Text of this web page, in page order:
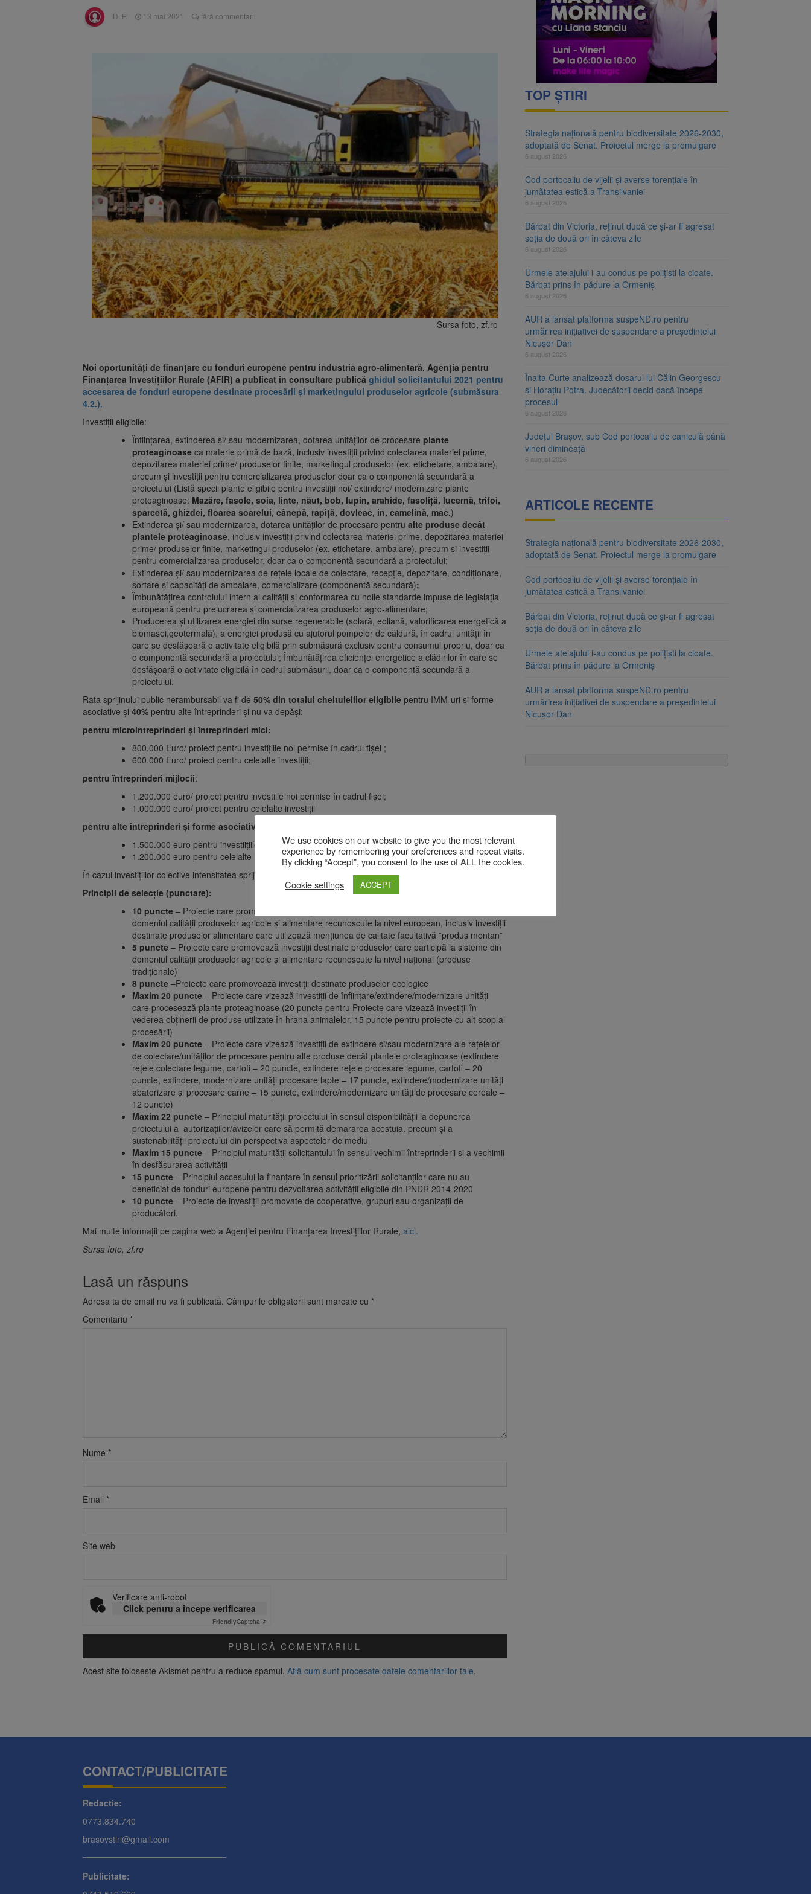
Înalta Curte analizează dosarul lui Călin Georgescu și Horațiu Potra. Judecătorii decid dacă începe
procesul
Strategia națională pentru biodiversitate 2026-2030, adoptată de Senat. Proiectul merge la promulgare
D. P. 13 mai 2021 fără commentarii
Sursa foto, zf.ro
Noi oportunități de finanțare cu fonduri europene pentru industria agro-alimentară. Agenția pentru
Finanțarea Investițiilor Rurale (AFIR) a publicat în consultare publică ghidul solicitantului 2021 pentru
accesarea de fonduri europene destinate procesării și marketingului produselor agricole (submăsura
4.2.).
Investiții eligibile:
Înființarea, extinderea și/ sau modernizarea, dotarea unităților de procesare plante
proteaginoase ca materie primă de bază, inclusiv investiții privind colectarea materiei prime,
depozitarea materiei prime/ produselor finite, marketingul produselor (ex. etichetare, ambalare),
precum și investiții pentru comercializarea produselor doar ca o componentă secundară a
proiectului (Listă specii plante eligibile pentru investiții noi/ extindere/ modernizare plante
proteaginoase: Mazăre, fasole, soia, linte, năut, bob, lupin, arahide, fasoliță, lucernă, trifoi,
sparcetă, ghizdei, floarea soarelui, cânepă, rapiță, dovleac, in, camelină, mac.)
Extinderea și/ sau modernizarea, dotarea unităților de procesare pentru alte produse decât
plantele proteaginoase, inclusiv investiții privind colectarea materiei prime, depozitarea materiei
prime/ produselor finite, marketingul produselor (ex. etichetare, ambalare), precum și investiții
pentru comercializarea produselor, doar ca o componentă secundară a proiectului;
Extinderea și/ sau modernizarea de rețele locale de colectare, recepție, depozitare, condiționare,
sortare și capacități de ambalare, comercializare (componentă secundară);
Îmbunătăţirea controlului intern al calităţii și conformarea cu noile standarde impuse de legislația
europeană pentru prelucrarea și comercializarea produselor agro-alimentare;
Producerea și utilizarea energiei din surse regenerabile (solară, eoliană, valorificarea energetică a
biomasei,geotermală), a energiei produsă cu ajutorul pompelor de căldură, în cadrul unității în
care se desfășoară o activitate eligibilă prin submăsură exclusiv pentru consumul propriu, doar ca
o componentă secundară a proiectului; Îmbunătățirea eficienţei energetice a clădirilor în care se
desfășoară o activitate eligibilă în cadrul submăsurii, doar ca o componentă secundară a
proiectului.
Rata sprijinului public nerambursabil va fi de 50% din totalul cheltuielilor eligibile pentru IMM-uri și forme
asociative și 40% pentru alte întreprinderi și nu va depăși:
pentru microintreprinderi și întreprinderi mici:
800.000 Euro/ proiect pentru investițiile noi permise în cadrul fișei ;
600.000 Euro/ proiect pentru celelalte investiții;
pentru întreprinderi mijlocii:
1.200.000 euro/ proiect pentru investiile noi permise în cadrul fișei;
1.000.000 euro/ proiect pentru celelalte investiții
pentru alte întreprinderi și forme asociative
1.500.000 euro pentru investiițiile noi permise în cadrul fișei;
1.200.000 euro pentru celelalte investiții
În cazul investițiilor colective intensitatea sprijinului poate crește cu
20 puncte procentuale.
Principii de selecție (punctare):
10 puncte – Proiecte care promovează investiții destinate produselor care participă la sisteme din
domeniul calității produselor agricole și alimentare recunoscute la nivel european, inclusiv investiții
destinate produselor alimentare care utilizează mențiunea de calitate facultativă ”produs montan”
5 puncte – Proiecte care promovează investiții destinate produselor care participă la sisteme din
domeniul calității produselor agricole și alimentare recunoscute la nivel național (produse
tradiționale)
8 puncte –Proiecte care promovează investiții destinate produselor ecologice
Maxim 20 puncte – Proiecte care vizează investiții de înființare/extindere/modernizare unități
care procesează plante proteaginoase (20 puncte pentru Proiecte care vizează investiții în
vederea obținerii de produse utilizate în hrana animalelor, 15 puncte pentru proiecte cu alt scop al
procesării)
Maxim 20 puncte – Proiecte care vizează investiții de extindere și/sau modernizare ale rețelelor
de colectare/unităților de procesare pentru alte produse decât plantele proteaginoase (extindere
rețele colectare legume, cartofi – 20 puncte, extindere rețele procesare legume, cartofi – 20
puncte, extindere, modernizare unități procesare lapte – 17 puncte, extindere/modernizare unități
abatorizare și procesare carne – 15 puncte, extindere/modernizare unități de procesare cereale –
12 puncte)
Maxim 22 puncte – Principiul maturității proiectului în sensul disponibilității la depunerea
proiectului a autorizațiilor/avizelor care să permită demararea acestuia, precum și a
sustenabilității proiectului din perspectiva aspectelor de mediu
Maxim 15 puncte – Principiul maturității solicitantului în sensul vechimii întreprinderii și a vechimii
în desfășurarea activității
15 puncte – Principiul accesului la finanțare în sensul prioritizării solicitanților care nu au
beneficiat de fonduri europene pentru dezvoltarea activității eligibile din PNDR 2014-2020
10 puncte – Proiecte de investiții promovate de cooperative, grupuri sau organizații de
producători.
Mai multe informații pe pagina web a Agenției pentru Finanțarea Investițiilor Rurale, aici.
Sursa foto, zf.ro
Lasă un răspuns
Adresa ta de email nu va fi publicată. Câmpurile obligatorii sunt marcate cu *
Comentariu *
Nume *
Email *
Site web
Verificare anti-robot
Click pentru a începe verificarea
FriendlyCaptcha ⇗
Acest site folosește Akismet pentru a reduce spamul. Află cum sunt procesate datele comentariilor tale.
TOP ȘTIRI
Strategia națională pentru biodiversitate 2026-2030,
adoptată de Senat. Proiectul merge la promulgare
6 august 2026
Cod portocaliu de vijelii și averse torențiale în
jumătatea estică a Transilvaniei
6 august 2026
Bărbat din Victoria, reținut după ce și-ar fi agresat
soția de două ori în câteva zile
6 august 2026
Urmele atelajului i-au condus pe polițiști la cioate.
Bărbat prins în pădure la Ormeniș
6 august 2026
AUR a lansat platforma suspeND.ro pentru
urmărirea inițiativei de suspendare a președintelui
Nicușor Dan
6 august 2026
Înalta Curte analizează dosarul lui Călin Georgescu
și Horațiu Potra. Judecătorii decid dacă începe
procesul
6 august 2026
Județul Brașov, sub Cod portocaliu de caniculă până
vineri dimineață
6 august 2026
ARTICOLE RECENTE
Strategia națională pentru biodiversitate 2026-2030,
adoptată de Senat. Proiectul merge la promulgare
Cod portocaliu de vijelii și averse torențiale în
jumătatea estică a Transilvaniei
Bărbat din Victoria, reținut după ce și-ar fi agresat
soția de două ori în câteva zile
Urmele atelajului i-au condus pe polițiști la cioate.
Bărbat prins în pădure la Ormeniș
AUR a lansat platforma suspeND.ro pentru
urmărirea inițiativei de suspendare a președintelui
Nicușor Dan
CONTACT/PUBLICITATE
Redactie:
0773.834.740
brasovstiri@gmail.com
Publicitate:
We use cookies on our website to give you the most relevant
experience by remembering your preferences and repeat visits.
By clicking “Accept”, you consent to the use of ALL the cookies.
Cookie settings
ACCEPT